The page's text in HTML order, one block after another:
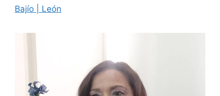
Bajío | León